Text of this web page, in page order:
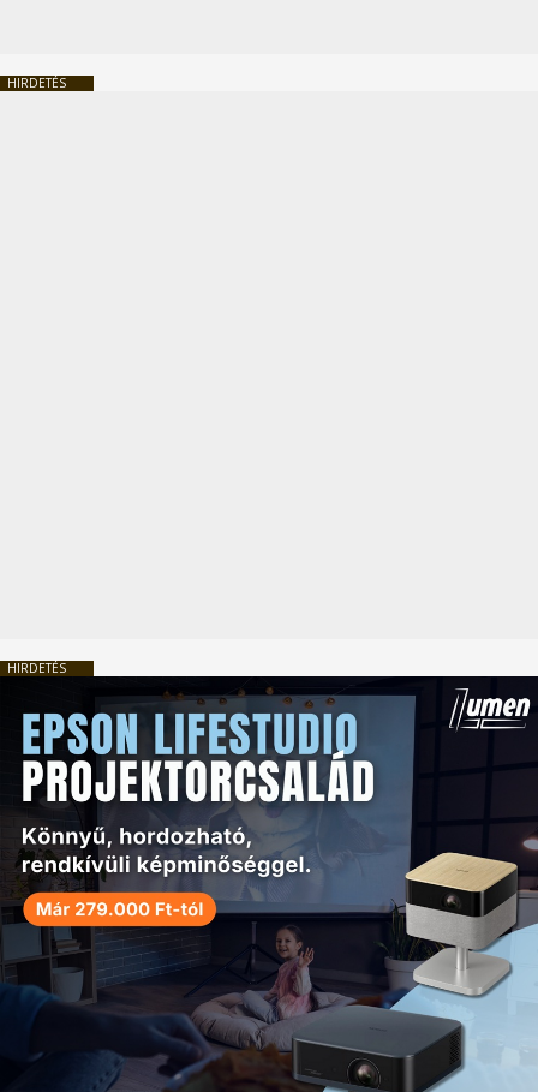
HIRDETÉS
HIRDETÉS